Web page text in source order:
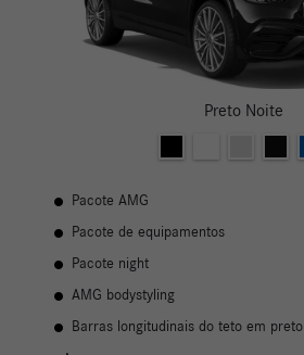
Preto Noite
Pacote AMG
Pacote de equipamentos
Pacote night
AMG bodystyling
Barras longitudinais do teto em preto